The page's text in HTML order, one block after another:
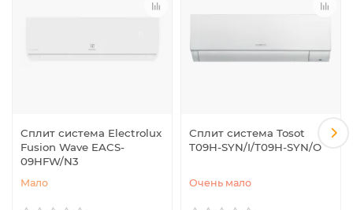
Сплит система Electrolux
Fusion Wave EACS-
09HFW/N3
Мало
Сплит система Tosot
T09H-SYN/I/T09H-SYN/O
Очень мало